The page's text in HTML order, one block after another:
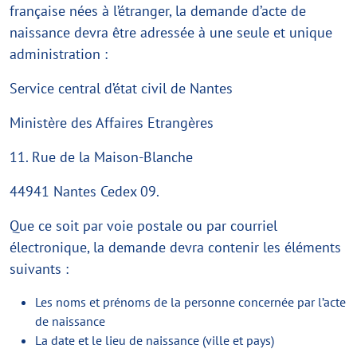
française nées à l’étranger, la demande d’acte de
naissance devra être adressée à une seule et unique
administration :
Service central d’état civil de Nantes
Ministère des Affaires Etrangères
11. Rue de la Maison-Blanche
44941 Nantes Cedex 09.
Que ce soit par voie postale ou par courriel
électronique, la demande devra contenir les éléments
suivants :
Les noms et prénoms de la personne concernée par l’acte
de naissance
La date et le lieu de naissance (ville et pays)